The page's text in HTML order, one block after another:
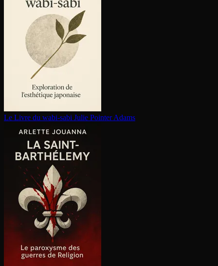
Le Livre du wabi-sabi Julie Pointer Adams